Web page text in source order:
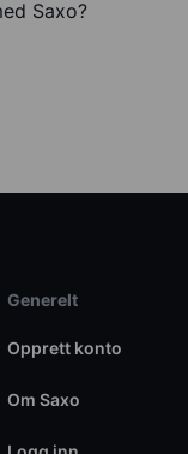
Saxo?
Generelt
Opprett konto
Om Saxo